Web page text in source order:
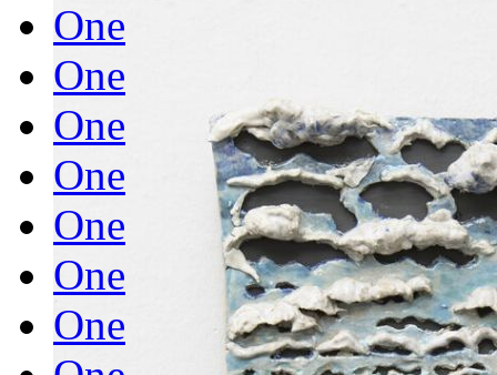
One
One
One
One
One
One
One